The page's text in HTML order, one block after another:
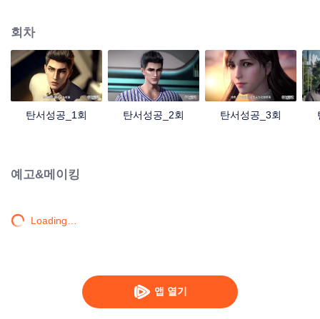
앱 열기
주로 발을 내딛기 시작한다.
회차
탄서성공_1회 탄서성공_2회 탄서성공_3회
예고&메이킹
Loading…